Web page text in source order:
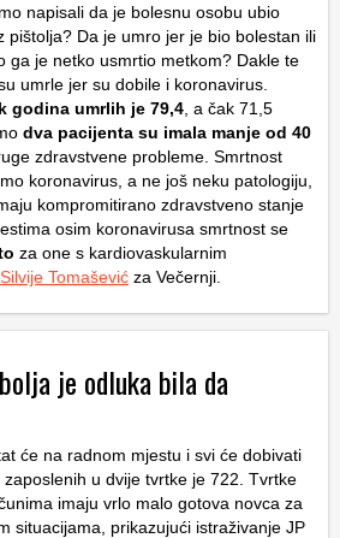
napisali da je bolesnu osobu ubio
pištolja? Da je umro jer je bio bolestan ili
ga je netko usmrtio metkom? Dakle te
umrle jer su dobile i koronavirus.
godina umrlih je 79,4 , a čak 71,5
dva pacijenta su imala manje od 40
zdravstvene probleme. Smrtnost
koronavirus, a ne još neku patologiju,
kompromitirano zdravstveno stanje
osim koronavirusa smrtnost se
za one s kardiovaskularnim
Silvije Tomašević za Večernji.
je odluka bila da
će na radnom mjestu i svi će dobivati
u dvije tvrtke je 722. Tvrtke
imaju vrlo malo gotova novca za
situacijama, prikazujući istraživanje JP